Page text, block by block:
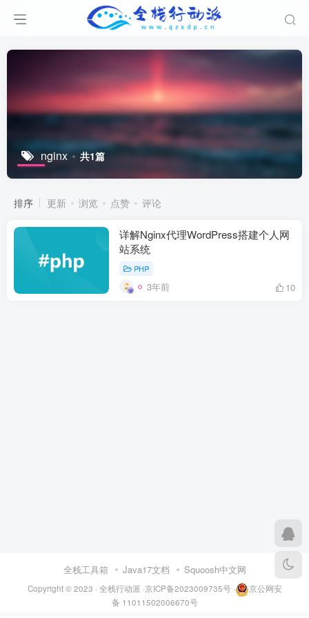
nginx 共1篇
排序 更新 浏览 点赞 评论
详解Nginx代理WordPress搭建个人网
站系统
PHP
3年前 10
全栈工具箱 Java17文档 Squoosh中文网
Copyright © 2023 · 全栈行动派 ·京ICP备2023009735号·
京公网安
备 11011502006670号